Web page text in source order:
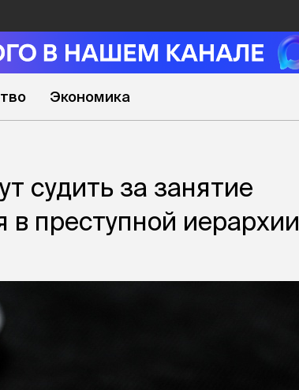
Экономика
судить за занятие
преступной иерархии